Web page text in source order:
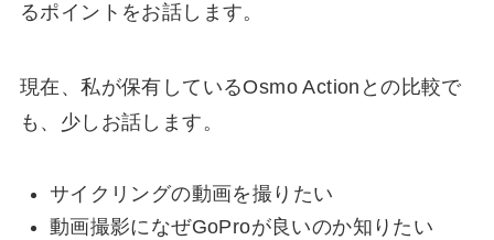
るポイントをお話します。
現在、私が保有しているOsmo Actionとの比較で
も、少しお話します。
サイクリングの動画を撮りたい
動画撮影になぜGoProが良いのか知りたい